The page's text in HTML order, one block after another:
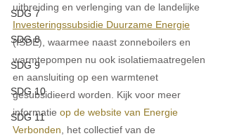
SDG 7
SDG 8
SDG 9
SDG 10
SDG 11
uitbreiding en verlenging van de landelijke
Investeringssubsidie Duurzame Energie
(ISDE), waarmee naast zonneboilers en
warmtepompen nu ook isolatiemaatregelen
en aansluiting op een warmtenet
gesubsidieerd worden. Kijk voor meer
informatie op de website van Energie
Verbonden , het collectief van de